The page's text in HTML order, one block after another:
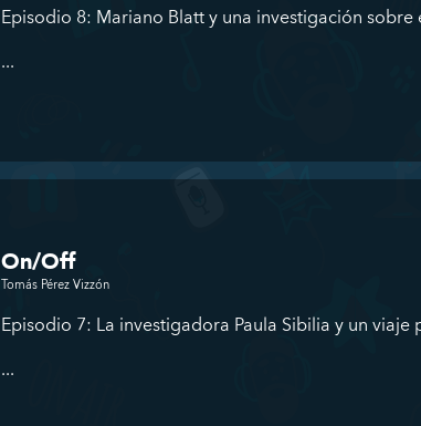
Episodio 8: Mariano Blatt y una investigación sobre
...
On/Off
Tomás Pérez Vizzón
Episodio 7: La investigadora Paula Sibilia y un
...